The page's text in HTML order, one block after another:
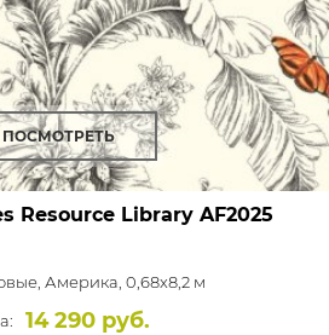
ПОСМОТРЕТЬ
Resource LibraryAF2025
Америка, 0,68x8,2 м
14 290 руб.